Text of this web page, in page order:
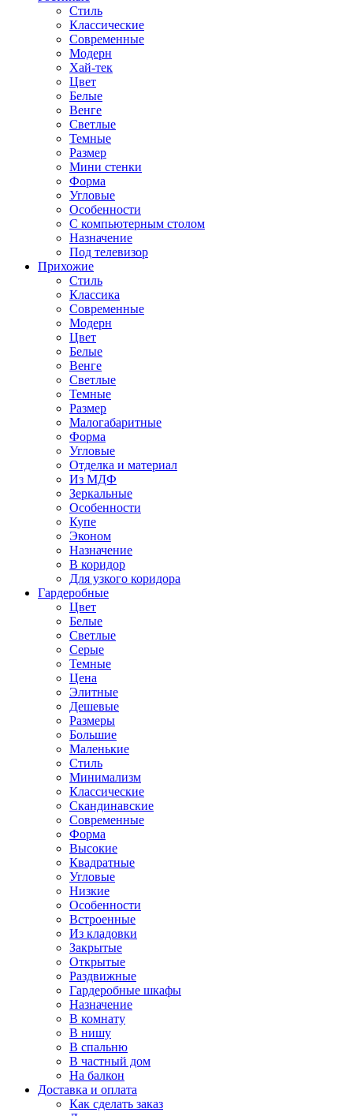
Стиль
Классические
Современные
Модерн
Хай-тек
Цвет
Белые
Венге
Светлые
Темные
Размер
Мини стенки
Форма
Угловые
Особенности
С компьютерным столом
Назначение
Под телевизор
Прихожие
Стиль
Классика
Современные
Модерн
Цвет
Белые
Венге
Светлые
Темные
Размер
Малогабаритные
Форма
Угловые
Отделка и материал
Из МДФ
Зеркальные
Особенности
Купе
Эконом
Назначение
В коридор
Для узкого коридора
Гардеробные
Цвет
Белые
Светлые
Серые
Темные
Цена
Элитные
Дешевые
Размеры
Большие
Маленькие
Стиль
Минимализм
Классические
Скандинавские
Современные
Форма
Высокие
Квадратные
Угловые
Низкие
Особенности
Встроенные
Из кладовки
Закрытые
Открытые
Раздвижные
Гардеробные шкафы
Назначение
В комнату
В нишу
В спальню
В частный дом
На балкон
Доставка и оплата
Как сделать заказ